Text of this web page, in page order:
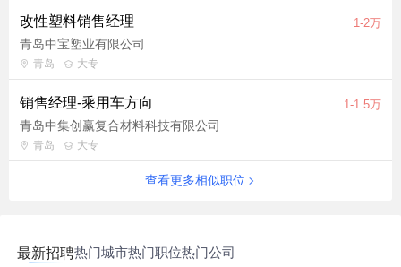
改性塑料销售经理 1-2万
青岛中宝塑业有限公司
青岛 大专
销售经理-乘用车方向 1-1.5万
青岛中集创赢复合材料科技有限公司
青岛 大专
查看更多相似职位
最新招聘热门城市热门职位热门公司